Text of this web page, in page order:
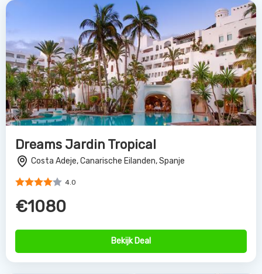
Dreams Jardin Tropical
Costa Adeje, Canarische Eilanden, Spanje
4.0
€1080
Bekijk Deal